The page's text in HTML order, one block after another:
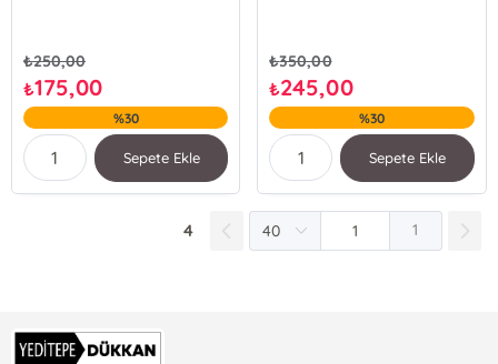
₺250,00
₺175,00
%30
Sepete Ekle
₺350,00
₺245,00
%30
Sepete Ekle
4 1